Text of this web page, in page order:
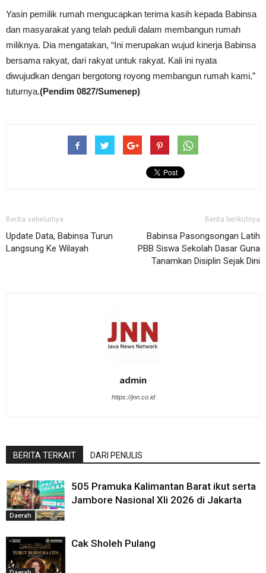
Yasin pemilik rumah mengucapkan terima kasih kepada Babinsa
dan masyarakat yang telah peduli dalam membangun rumah
miliknya. Dia mengatakan, “Ini merupakan wujud kinerja Babinsa
bersama rakyat, dari rakyat untuk rakyat. Kali ini nyata
diwujudkan dengan bergotong royong membangun rumah kami,”
tuturnya.(Pendim 0827/Sumenep)
Berita sebelumya
Update Data, Babinsa Turun
Langsung Ke Wilayah
Berita berikutnya
Babinsa Pasongsongan Latih
PBB Siswa Sekolah Dasar Guna
Tanamkan Disiplin Sejak Dini
admin
https://jnn.co.id
BERITA TERKAIT DARI PENULIS
Daerah
505 Pramuka Kalimantan Barat ikut serta
Jambore Nasional XIi 2026 di Jakarta
Cak Sholeh Pulang